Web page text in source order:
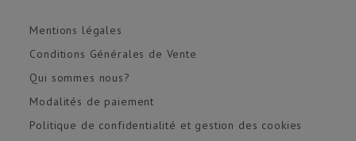
Mentions légales
Conditions Générales de Vente
Qui sommes nous?
Modalités de paiement
Politique de confidentialité et gestion des cookies